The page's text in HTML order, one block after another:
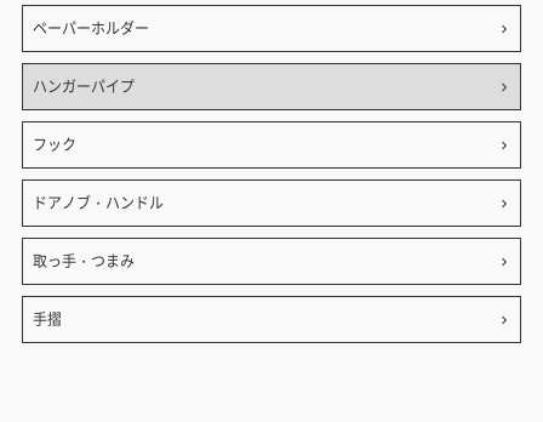
ペーパーホルダー
ハンガーパイプ
フック
ドアノブ・ハンドル
取っ手・つまみ
手摺